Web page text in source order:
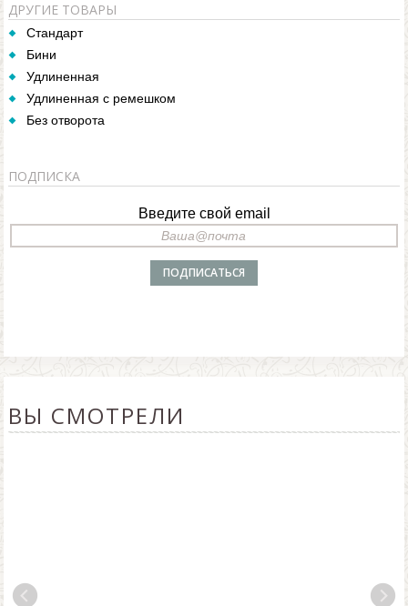
ДРУГИЕ ТОВАРЫ
Стандарт
Бини
Удлиненная
Удлиненная с ремешком
Без отворота
ПОДПИСКА
Введите свой email
ВЫ СМОТРЕЛИ